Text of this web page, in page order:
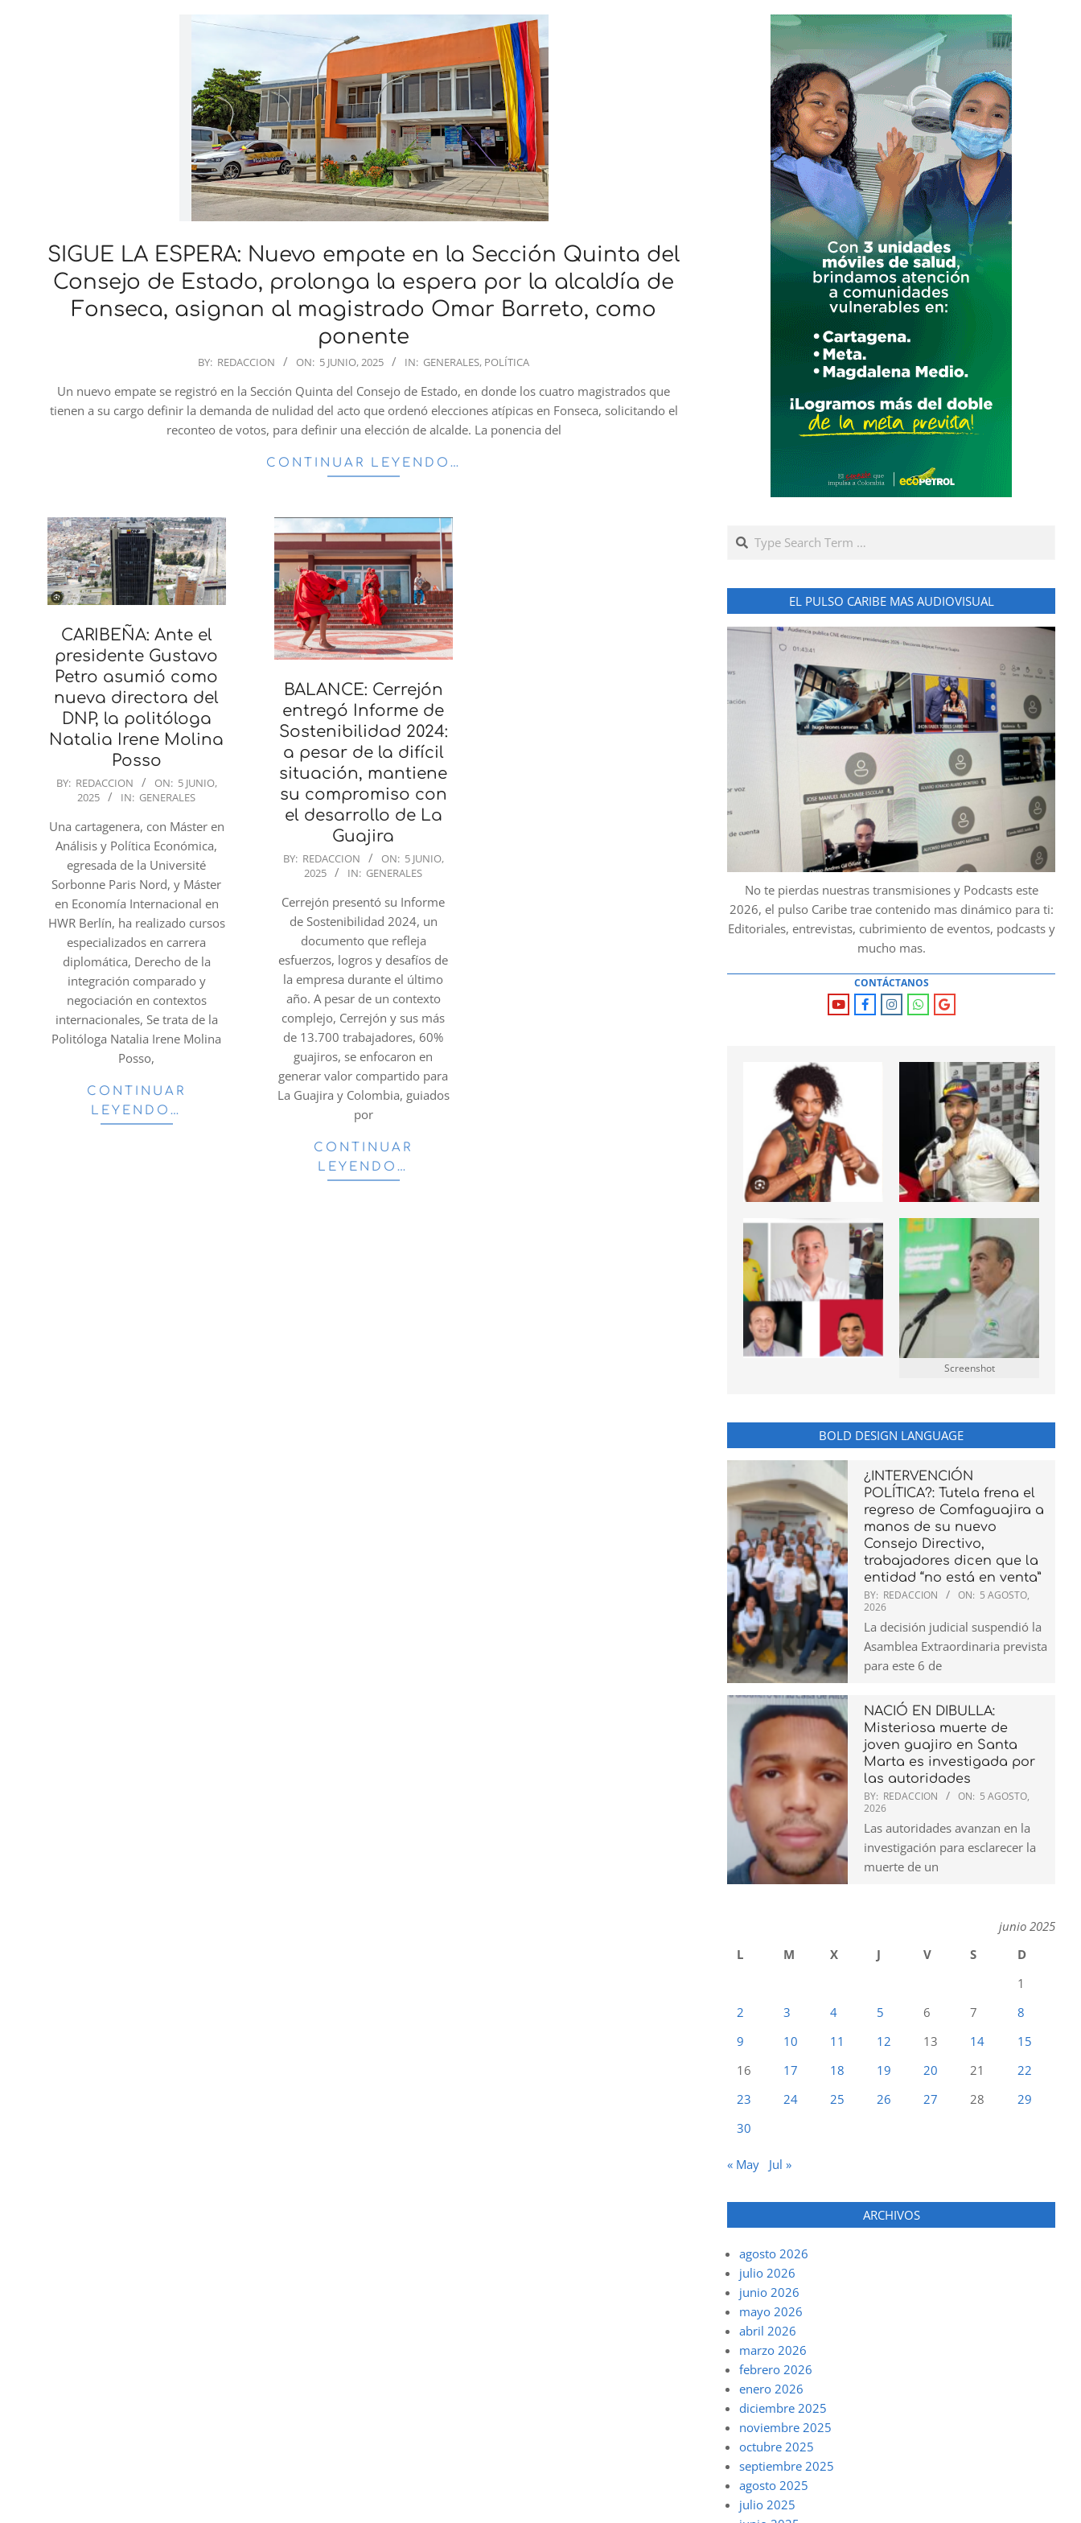
SIGUE LA ESPERA: Nuevo empate en la Sección Quinta del
Consejo de Estado, prolonga la espera por la alcaldía de
Fonseca, asignan al magistrado Omar Barreto, como
ponente
05
BY: REDACCION ON: 5 JUNIO, 2025 IN: GENERALES, POLÍTICA
Un nuevo empate se registró en la Sección Quinta del Consejo de Estado, en donde los cuatro magistrados que
tienen a su cargo definir la demanda de nulidad del acto que ordenó elecciones atípicas en Fonseca, solicitando el
reconteo de votos, para definir una elección de alcalde. La ponencia del
CONTINUAR LEYENDO…
CARIBEÑA: Ante el
presidente Gustavo
Petro asumió como
nueva directora del
DNP, la politóloga
Natalia Irene Molina
Posso
2025-
05
BY: REDACCION ON: 5 JUNIO,
2025
IN: GENERALES
Una cartagenera, con Máster en
Análisis y Política Económica,
egresada de la Université
Sorbonne Paris Nord, y Máster
en Economía Internacional en
HWR Berlín, ha realizado cursos
especializados en carrera
diplomática, Derecho de la
integración comparado y
negociación en contextos
internacionales, Se trata de la
Politóloga Natalia Irene Molina
Posso,
CONTINUAR
LEYENDO…
BALANCE: Cerrejón
entregó Informe de
Sostenibilidad 2024:
a pesar de la difícil
situación, mantiene
su compromiso con
el desarrollo de La
Guajira
2025-
05
BY: REDACCION ON: 5 JUNIO,
2025
IN: GENERALES
Cerrejón presentó su Informe
de Sostenibilidad 2024, un
documento que refleja
esfuerzos, logros y desafíos de
la empresa durante el último
año. A pesar de un contexto
complejo, Cerrejón y sus más
de 13.700 trabajadores, 60%
guajiros, se enfocaron en
generar valor compartido para
La Guajira y Colombia, guiados
por
CONTINUAR
LEYENDO…
Search
EL PULSO CARIBE MAS AUDIOVISUAL
No te pierdas nuestras transmisiones y Podcasts este
2026, el pulso Caribe trae contenido mas dinámico para ti:
Editoriales, entrevistas, cubrimiento de eventos, podcasts y
mucho mas.
CONTÁCTANOS
Screenshot
BOLD DESIGN LANGUAGE
¿INTERVENCIÓN
POLÍTICA?: Tutela frena el
regreso de Comfaguajira a
manos de su nuevo
Consejo Directivo,
trabajadores dicen que la
entidad “no está en venta”
BY: REDACCION ON: 5 AGOSTO,
2026
La decisión judicial suspendió la
Asamblea Extraordinaria prevista
para este 6 de
NACIÓ EN DIBULLA:
Misteriosa muerte de
joven guajiro en Santa
Marta es investigada por
las autoridades
BY: REDACCION ON: 5 AGOSTO,
2026
Las autoridades avanzan en la
investigación para esclarecer la
muerte de un
junio 2025
L
M X J V S
D
1
2
3 4 5 6 7
8
9
10 11 12 13 14
15
16
17 18 19 20 21
22
23
24 25 26 27 28
29
30
« May Jul »
ARCHIVOS
agosto 2026
julio 2026
junio 2026
mayo 2026
abril 2026
marzo 2026
febrero 2026
enero 2026
diciembre 2025
noviembre 2025
octubre 2025
septiembre 2025
agosto 2025
julio 2025